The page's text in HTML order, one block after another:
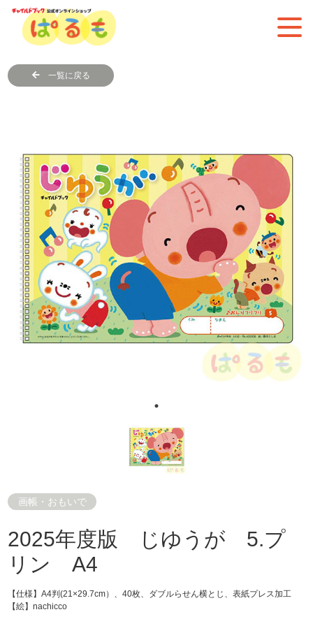
一覧に戻る
画帳・おもいで
2025年度版 じゆうが 5.プ
リン A4
【仕様】A4判(21×29.7cm）、40枚、ダブルらせん横とじ、表紙プレス加工
【絵】nachicco